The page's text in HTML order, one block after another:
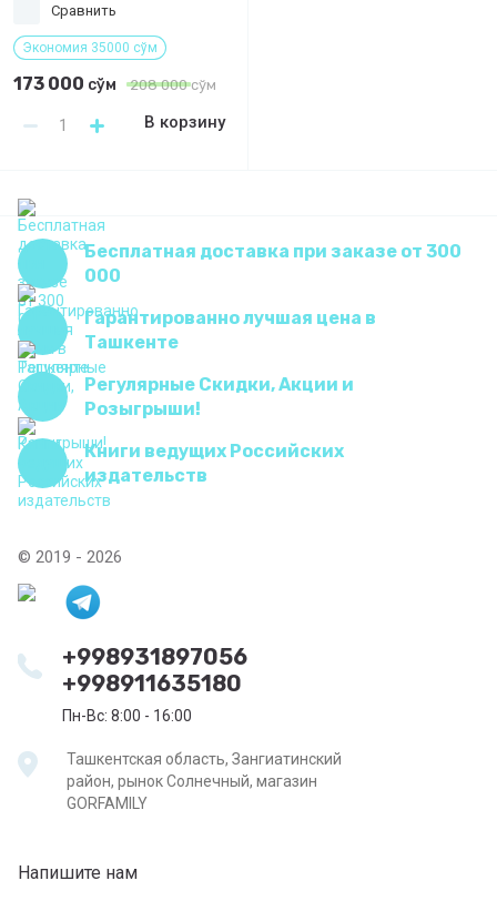
Сравнить
Экономия 35000 сўм
173 000 сўм 208 000сўм
В корзину
Бесплатная доставка при заказе от 300
000
Гарантированно лучшая цена в
Ташкенте
Регулярные Скидки, Акции и
Розыгрыши!
Книги ведущих Российских
издательств
© 2019 - 2026
+998931897056
+998911635180
Пн-Вс: 8:00 - 16:00
Ташкентская область, Зангиатинский
район, рынок Солнечный, магазин
GORFAMILY
Напишите нам